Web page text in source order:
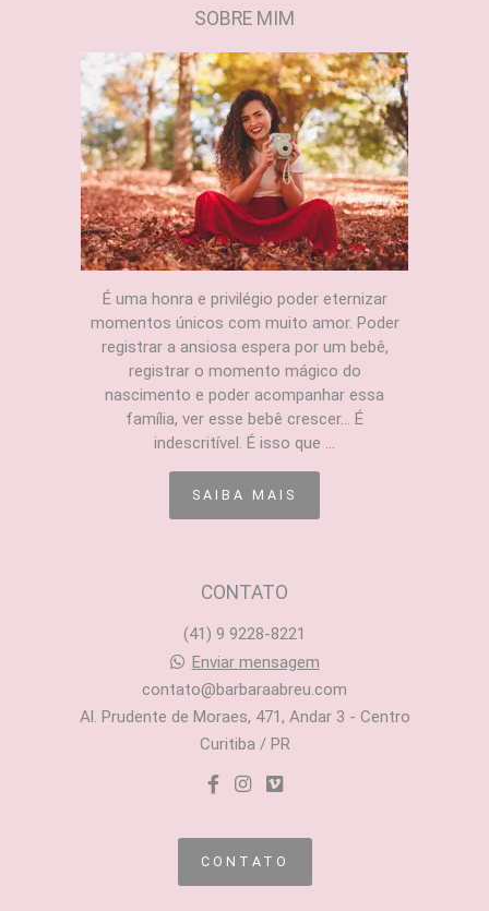
SOBRE MIM
É uma honra e privilégio poder eternizar
momentos únicos com muito amor. Poder
registrar a ansiosa espera por um bebê,
registrar o momento mágico do
nascimento e poder acompanhar essa
família, ver esse bebê crescer... É
indescritível. É isso que ...
SAIBA MAIS
CONTATO
(41) 9 9228-8221
Enviar mensagem
contato@barbaraabreu.com
Al. Prudente de Moraes, 471, Andar 3 - Centro
Curitiba / PR
CONTATO